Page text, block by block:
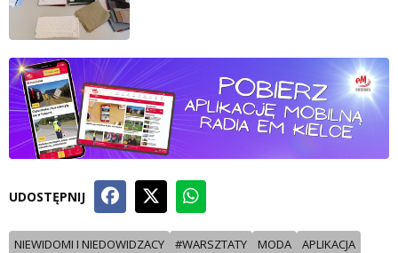
UDOSTĘPNIJ
NIEWIDOMI I NIEDOWIDZACY #WARSZTATY MODA APLIKACJA